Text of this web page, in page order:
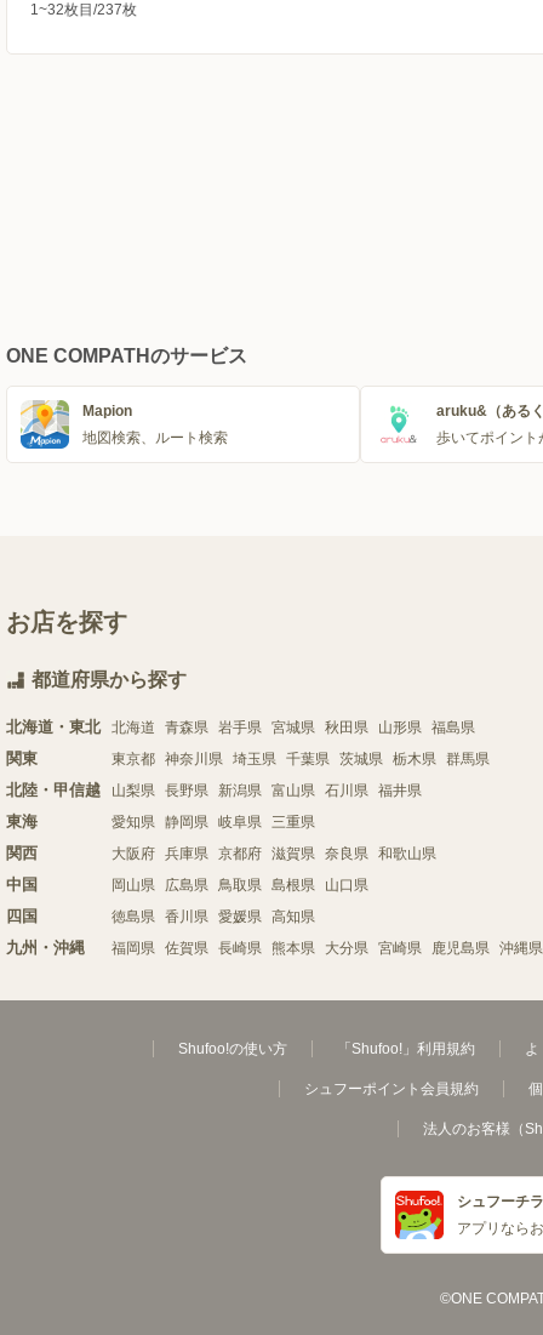
1~32枚目/237枚
ONE COMPATHのサービス
Mapion
地図検索、ルート検索
aruku&（ある
歩いてポイント
お店を探す
都道府県から探す
北海道・東北 北海道 青森県 岩手県 宮城県 秋田県 山形県 福島県
関東 東京都 神奈川県 埼玉県 千葉県 茨城県 栃木県 群馬県
北陸・甲信越 山梨県 長野県 新潟県 富山県 石川県 福井県
東海 愛知県 静岡県 岐阜県 三重県
関西 大阪府 兵庫県 京都府 滋賀県 奈良県 和歌山県
中国 岡山県 広島県 鳥取県 島根県 山口県
四国 徳島県 香川県 愛媛県 高知県
九州・沖縄 福岡県 佐賀県 長崎県 熊本県 大分県 宮崎県 鹿児島県 沖縄県
Shufoo!の使い方 「Shufoo!」利用規約 よ
シュフーポイント会員規約
法人のお客様（
シュフーチ
アプリなら
©ONE